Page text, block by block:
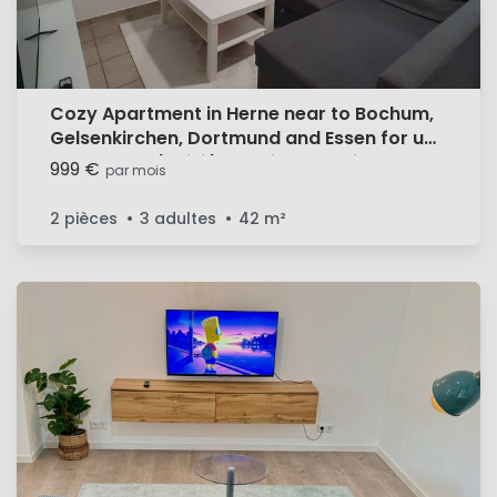
Cozy Apartment in Herne near to Bochum,
Gelsenkirchen, Dortmund and Essen for up
to 2 Guests | WiFi | Washing Machine
999 € par mois
2 pièces 3 adultes 42 m²